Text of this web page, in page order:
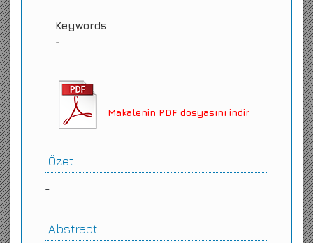
Keywords
-
Makalenin PDF dosyasını indir
Özet
-
Abstract